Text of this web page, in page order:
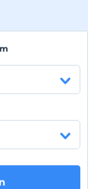
muhafazakar
içinde tercih
uzak tatil
günlük